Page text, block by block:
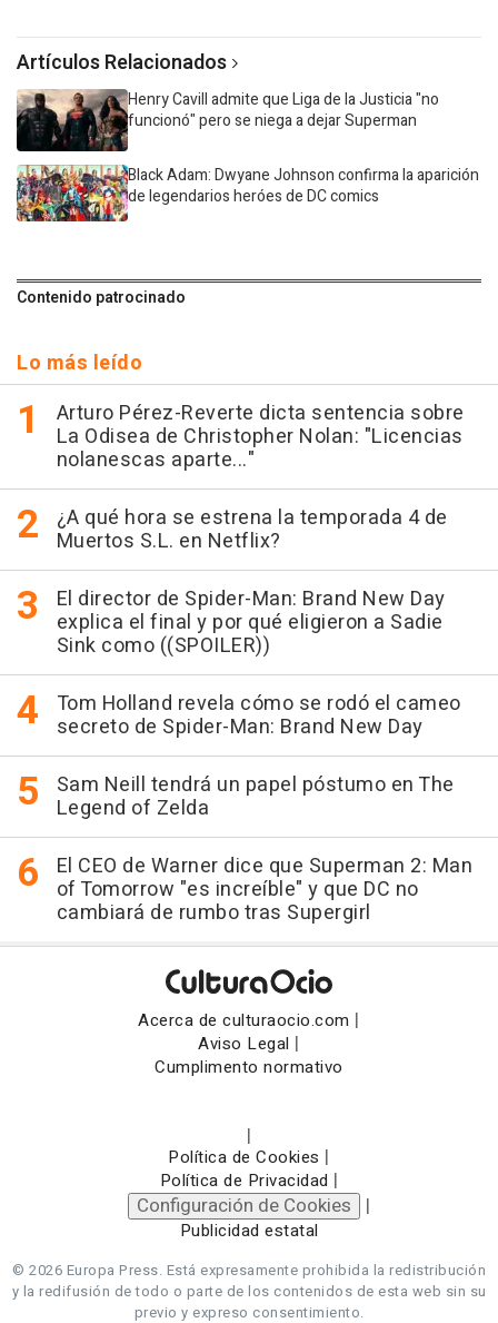
Artículos Relacionados
Henry Cavill admite que Liga de la Justicia "no
funcionó" pero se niega a dejar Superman
Black Adam: Dwyane Johnson confirma la aparición
de legendarios heróes de DC comics
Contenido patrocinado
Lo más leído
Arturo Pérez-Reverte dicta sentencia sobre
La Odisea de Christopher Nolan: "Licencias
nolanescas aparte..."
¿A qué hora se estrena la temporada 4 de
Muertos S.L. en Netflix?
El director de Spider-Man: Brand New Day
explica el final y por qué eligieron a Sadie
Sink como ((SPOILER))
Tom Holland revela cómo se rodó el cameo
secreto de Spider-Man: Brand New Day
Sam Neill tendrá un papel póstumo en The
Legend of Zelda
El CEO de Warner dice que Superman 2: Man
of Tomorrow "es increíble" y que DC no
cambiará de rumbo tras Supergirl
Acerca de culturaocio.com |
Aviso Legal |
Cumplimento normativo
|
Política de Cookies |
Política de Privacidad |
Configuración de Cookies |
Publicidad estatal
© 2026 Europa Press. Está expresamente prohibida la redistribución
y la redifusión de todo o parte de los contenidos de esta web sin su
previo y expreso consentimiento.